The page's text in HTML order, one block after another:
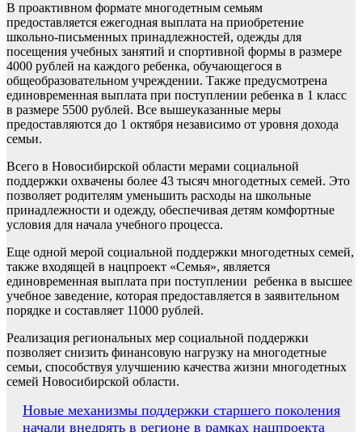
В проактивном формате многодетным семьям
предоставляется ежегодная выплата на приобретение
школьно-письменных принадлежностей, одежды для
посещения учебных занятий и спортивной формы в размере
4000 рублей на каждого ребенка, обучающегося в
общеобразовательном учреждении. Также предусмотрена
единовременная выплата при поступлении ребенка в 1 класс
в размере 5500 рублей. Все вышеуказанные меры
предоставляются до 1 октября независимо от уровня дохода
семьи.
Всего в Новосибирской области мерами социальной
поддержки охвачены более 43 тысяч многодетных семей. Это
позволяет родителям уменьшить расходы на школьные
принадлежности и одежду, обеспечивая детям комфортные
условия для начала учебного процесса.
Еще одной мерой социальной поддержки многодетных семей,
также входящей в нацпроект «Семья», является
единовременная выплата при поступлении ребенка в высшее
учебное заведение, которая предоставляется в заявительном
порядке и составляет 11000 рублей.
Реализация региональных мер социальной поддержки
позволяет снизить финансовую нагрузку на многодетные
семьи, способствуя улучшению качества жизни многодетных
семей Новосибирской области.
Навигация
Новые механизмы поддержки старшего поколения
начали внедрять в регионе в рамках нацпроекта